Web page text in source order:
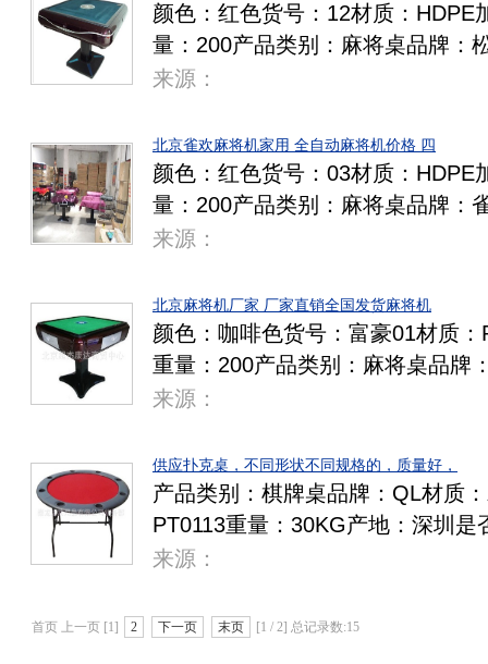
颜色：红色货号：12材质：HDPE
量：200产品类别：麻将桌品牌
来源：
北京雀欢麻将机家用 全自动麻将机价格 四
颜色：红色货号：03材质：HDPE
量：200产品类别：麻将桌品牌
来源：
北京麻将机厂家 厂家直销全国发货麻将机
颜色：咖啡色货号：富豪01材质
重量：200产品类别：麻将桌品
来源：
供应扑克桌，不同形状不同规格的，质量好，
产品类别：棋牌桌品牌：QL材质
PT0113重量：30KG产地：深圳
来源：
首页 上一页 [1] 2 下一页 末页 [1 / 2] 总记录数:15